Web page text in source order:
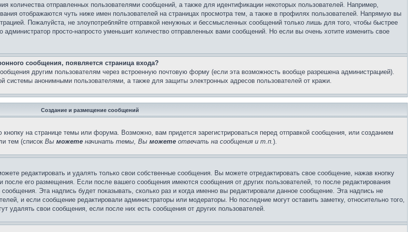
количества отправленных пользователями сообщений, а также для идентификации некоторых пользователей. Например,
отображаются чуть ниже имен пользователей на страницах просмотра тем, а также в профилях пользователей. Напрямую вы
Пожалуйста, не злоупотребляйте отправкой ненужных и бессмысленных сообщений только лишь для того, чтобы быстрее
просто-напросто уменьшит количество отправленных вами сообщений. Но если вы очень хотите изменить свое
сообщения, появляется страница входа?
другим пользователям через встроенную почтовую форму (если эта возможность вообще разрешена администрацией).
системы анонимными пользователями, а также для защиты электронных адресов пользователей от кражи.
Создание и размещение сообщений
на странице темы или форума. Возможно, вам придется зарегистрироваться перед отправкой сообщения, или созданием
тем (список Вы можете начинать темы, Вы можете отвечать на сообщения и т.п.).
редактировать и удалять только свои собственные сообщения. Вы можете отредактировать свое сообщение, нажав кнопку
после его размещения. Если после вашего сообщения имеются сообщения от других пользователей, то после редактирования
Эта надпись будет показывать, сколько раз и когда именно вы редактировали данное сообщение. Эта надпись не
и если сообщение редактировали администраторы или модераторы. Но последние могут оставить заметку, относительно того,
удалять свои сообщения, если после них есть сообщения от других пользователей.